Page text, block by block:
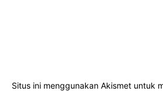
Situs ini menggunakan Akismet untuk